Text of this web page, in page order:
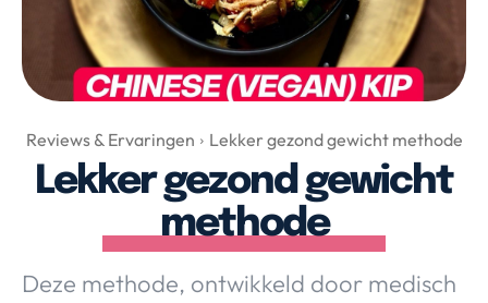
Huis & Tuin
Nieuws & Media
Over Valerie
Over Valerie
De Top 5
Reviews & Ervaringen Lekker gezond gewicht methode
Lekker gezond gewicht
methode
Deze methode, ontwikkeld door medisch